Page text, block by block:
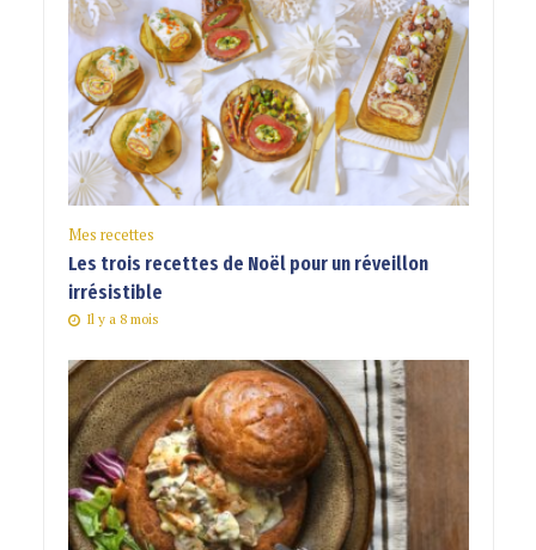
Mes recettes
Les trois recettes de Noël pour un réveillon
irrésistible
Il y a 8 mois